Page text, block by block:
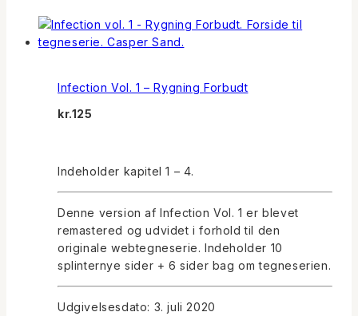
Infection Vol. 1 – Rygning Forbudt
kr.125
Indeholder kapitel 1 – 4.
Denne version af Infection Vol. 1 er blevet
remastered og udvidet i forhold til den
originale webtegneserie. Indeholder 10
splinternye sider + 6 sider bag om tegneserien.
Udgivelsesdato: 3. juli 2020